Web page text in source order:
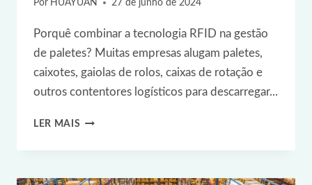
Por HUAYUAN 27 de junho de 2024
Porquê combinar a tecnologia RFID na gestão
de paletes? Muitas empresas alugam paletes,
caixotes, gaiolas de rolos, caixas de rotação e
outros contentores logísticos para descarregar...
LER MAIS MELHORAR
DE